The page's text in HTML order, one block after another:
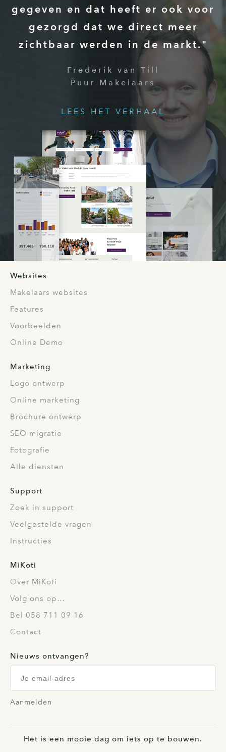
gegeven en dat heeft er ook voor
gezorgd dat we direct meer
zichtbaar werden in de markt."
Frederik van Till
Puur Makelaars
LEES HET VERHAAL
Websites
Makelaars websites
Features
Voorbeelden
Online Demo
Marketing
Logo ontwerp
Online marketing
Brochure ontwerp
SEO migratie
Fotografie
Alle diensten
Support
Zoek in support
Veelgestelde vragen
Instructies
MiKoti
Over MiKoti
Volg ons op…
Bel 058 711 09 16
Contact
Nieuws ontvangen?
Aanmelden
Het is een mooie dag om iets op te bouwen.